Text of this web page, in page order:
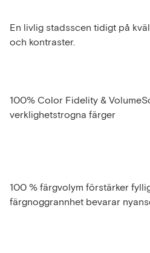
En livlig stadsscen tidigt på
och kontraster.
100% Color Fidelity &
verklighetstrogna färger
100 % färgvolym förstärker
färgnoggrannhet bevarar